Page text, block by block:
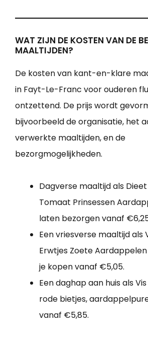
WAT ZIJN DE KOSTEN VAN DE
MAALTIJDEN?
De kosten van kant-en-klare
in Fayt-Le-Franc voor ouderen
ontzettend. De prijs wordt
bijvoorbeeld de organisatie, het
verwerkte maaltijden, en de
bezorgmogelijkheden.
Dagverse maaltijd als
Tomaat Prinsessen
laten bezorgen vanaf
Een vriesverse maaltijd als
Erwtjes Zoete
je kopen vanaf €5,05.
Een daghap aan huis als
rode bietjes,
vanaf €5,85.